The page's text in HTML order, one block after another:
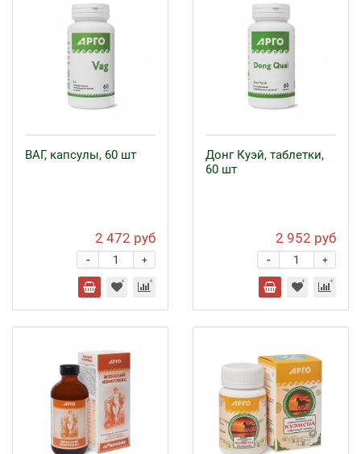
ВАГ, капсулы, 60 шт
2 472 руб
+
-
Донг Куэй, таблетки,
60 шт
2 952 руб
+
-